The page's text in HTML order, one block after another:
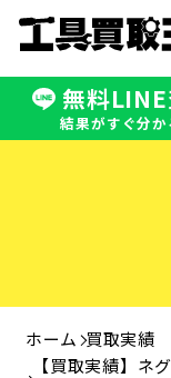
無料
結果がすぐ分か
無料
受付：11:00〜19:00
ホーム 買取実績
【買取実績】ネ